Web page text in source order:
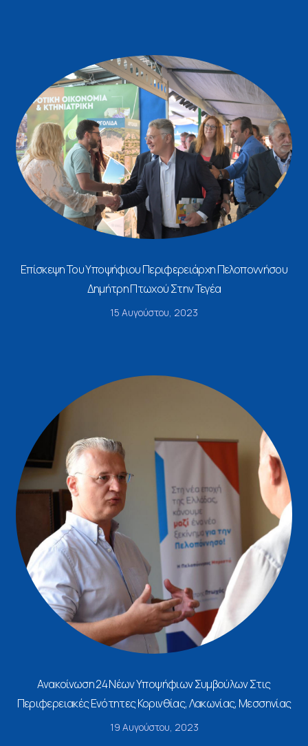
Επίσκεψη Του Υποψήφιου Περιφερειάρχη Πελοποννήσου
Δημήτρη Πτωχού Στην Τεγέα
15 Αυγούστου, 2023
Ανακοίνωση 24 Νέων Υποψήφιων Συμβούλων Στις
Περιφερειακές Ενότητες Κορινθίας, Λακωνίας, Μεσσηνίας
19 Αυγούστου, 2023